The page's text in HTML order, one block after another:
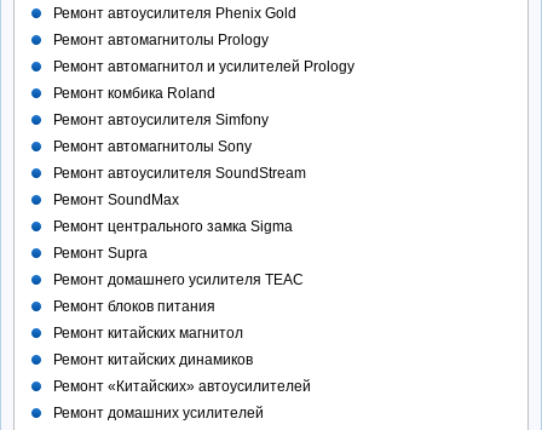
Ремонт автоусилителя Phenix Gold
Ремонт автомагнитолы Prology
Ремонт автомагнитол и усилителей Prology
Ремонт комбика Roland
Ремонт автоусилителя Simfony
Ремонт автомагнитолы Sony
Ремонт автоусилителя SoundStream
Ремонт SoundMax
Ремонт центрального замка Sigma
Ремонт Supra
Ремонт домашнего усилителя TEAC
Ремонт блоков питания
Ремонт китайских магнитол
Ремонт китайских динамиков
Ремонт «Китайских» автоусилителей
Ремонт домашних усилителей